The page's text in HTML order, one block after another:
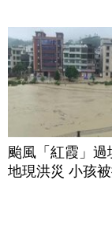
颱風「紅霞」過
地現洪災 小孩